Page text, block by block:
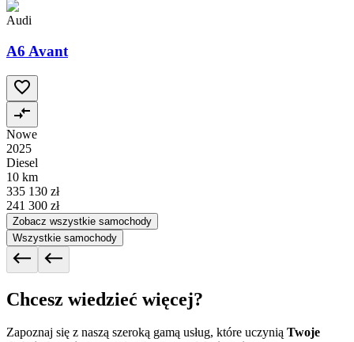
Audi
A6 Avant
Nowe
2025
Diesel
10 km
335 130 zł
241 300 zł
Zobacz wszystkie samochody
Wszystkie samochody
Chcesz wiedzieć więcej?
Zapoznaj się z naszą szeroką gamą usług, które uczynią Twoje